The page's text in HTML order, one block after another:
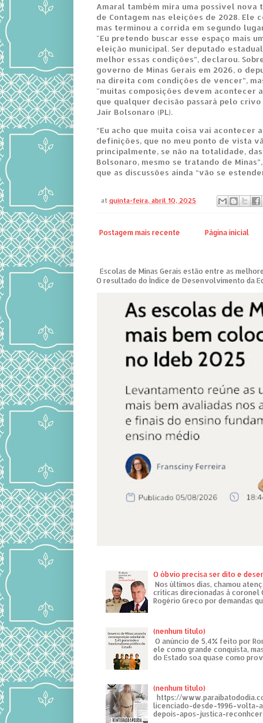
Amaral também mira uma possível
de Contagem nas eleições de 2028. Ele
mas terminou a corrida em segundo
"Eu pretendo buscar esse espaço mais
eleição municipal. Ser deputado
melhor essas condições”, declarou.
governo de Minas Gerais em 2026, o
na direita com condições de vencer”,
"muitas composições devem acontecer
que qualquer decisão passará pelo
Jair Bolsonaro (PL).
“Eu acho que muita coisa vai acontecer
definições, que no meu ponto de vista
principalmente, se não na totalidade,
Bolsonaro, mesmo se tratando de
que as discussões ainda “vão se
atquinta-feira, abril 10, 2025
Postagem mais recente Página inicial
Escolas de Minas Gerais estão entre as
O resultado do Índice de Desenvolvimento da
O óbvio precisa ser dito e
Nos últimos dias, chamou
críticas direcionadas à coronel
Rogério Greco por demandas
(nenhum título)
O anúncio de 5,4% feito por
ele como grande conquista,
do Estado soa quase como
(nenhum título)
https://
licenciado-desde-1996-volta-
depois-apos-justica-